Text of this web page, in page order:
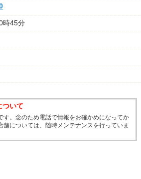
時45分
ついて
す。念のため電話で情報をお確かめになってか
舗については、随時メンテナンスを行っていま